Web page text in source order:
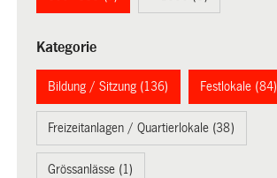
Kategorie
Bildung / Sitzung (136) Festlokale (84)
Freizeitanlagen / Quartierlokale (38)
Grössanlässe (1)